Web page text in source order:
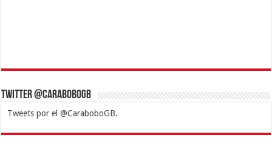
Twitter @CaraboboGB
Tweets por el @CaraboboGB.
1xbetBetturkeyBetistKralbetSupertotobetTipobetMatadorbetMariobet
https://mvbcasino.com/